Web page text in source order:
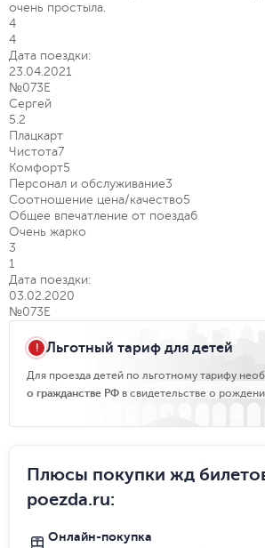
очень простыла.
4
4
Дата поездки:
23.04.2021
№073Е
Сергей
5.2
Плацкарт
Чистота7
Комфорт5
Персонал и обслуживание3
Соотношение цена/качество5
Общее впечатление от поезда6
Очень жарко
3
1
Дата поездки:
03.02.2020
№073Е
Льготный тариф для детей
Для проезда детей по льготному тарифу
о гражданстве РФ в свидетельстве о
Плюсы покупки жд
poezda.ru:
Онлайн-покупка